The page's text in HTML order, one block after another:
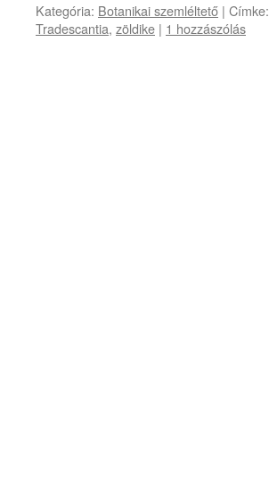
Kategória: Botanikai szemléltető | Címke:
Tradescantia, zöldike | 1 hozzászólás